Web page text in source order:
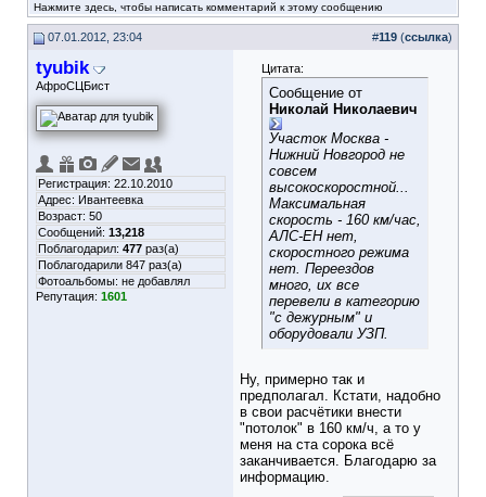
Нажмите здесь, чтобы написать комментарий к этому сообщению
07.01.2012, 23:04 #119 (ссылка)
tyubik
АфроСЦБист
Регистрация: 22.10.2010
Адрес: Ивантеевка
Возраст: 50
Сообщений: 13,218
Поблагодарил: 477 раз(а)
Поблагодарили 847 раз(а)
Фотоальбомы: не добавлял
Репутация: 1601
Цитата:
Сообщение от
Николай Николаевич
Участок Москва -
Нижний Новгород не
совсем
высокоскоростной...
Максимальная
скорость - 160 км/час,
АЛС-ЕН нет,
скоростного режима
нет. Переездов
много, их все
перевели в категорию
"с дежурным" и
оборудовали УЗП.
Ну, примерно так и
предполагал. Кстати, надобно
в свои расчётики внести
"потолок" в 160 км/ч, а то у
меня на ста сорока всё
заканчивается. Благодарю за
информацию.